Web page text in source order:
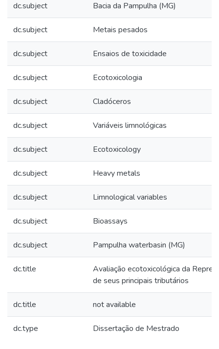
dc.subject Bacia da Pampulha (MG)
dc.subject Metais pesados
dc.subject Ensaios de toxicidade
dc.subject Ecotoxicologia
dc.subject Cladóceros
dc.subject Variáveis limnológicas
dc.subject Ecotoxicology
dc.subject Heavy metals
dc.subject Limnological variables
dc.subject Bioassays
dc.subject Pampulha waterbasin (MG)
dc.title
Avaliação ecotoxicológica da
de seus principais tributários
dc.title not available
dc.type Dissertação de Mestrado